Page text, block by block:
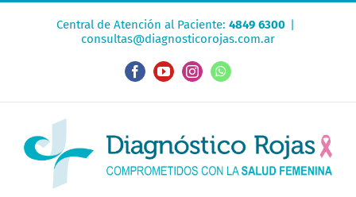
Central de Atención al Paciente: 4849 6300 |
consultas@diagnosticorojas.com.ar
FacebookYouTubeInstagramWhatsApp